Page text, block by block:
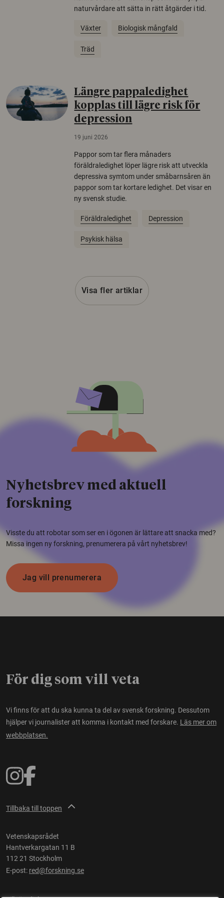
naturvårdare att sätta in rätt åtgärder i tid.
Växter Biologisk mångfald
Träd
Längre pappaledighet
kopplas till lägre risk för
depression
19 juni 2026
Pappor som tar flera månaders
föräldraledighet löper lägre risk att utveckla
depressiva symtom under småbarnsåren än
pappor som tar kortare ledighet. Det visar en
ny svensk studie.
Föräldraledighet Depression
Psykisk hälsa
Visa fler artiklar
Nyhetsbrev med aktuell
forskning
Visste du att robotar som ser en i ögonen är lättare att snacka med?
Missa ingen ny forskning, prenumerera på vårt nyhetsbrev!
Jag vill prenumerera
För dig som vill veta
Vi finns för att du ska kunna ta del av svensk forskning. Dessutom
hjälper vi journalister att komma i kontakt med forskare. Läs mer om
webbplatsen.
Tillbaka till toppen
Vetenskapsrådet
Hantverkargatan 11 B
112 21 Stockholm
E-post: red@forskning.se